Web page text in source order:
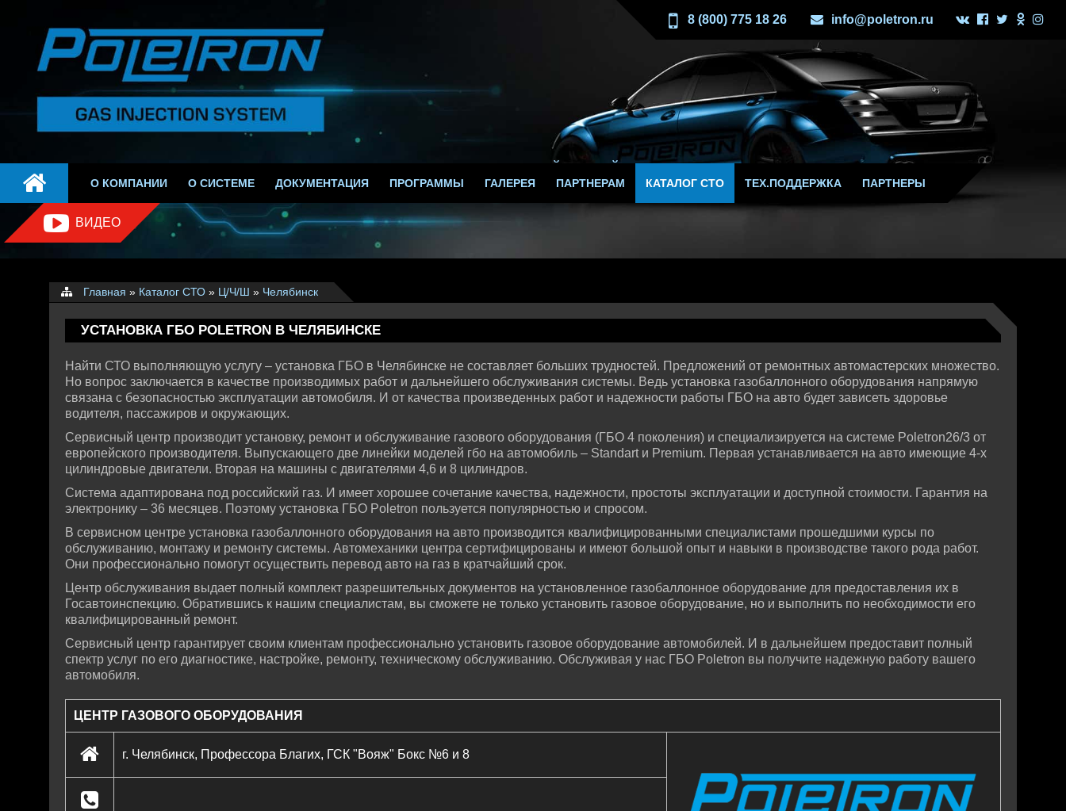
8 (800) 775 18 26 info@poletron.ru
СИСТЕМЫ РАСПРЕДЕЛЕННОГО ВПРЫСКА ГАЗА ДЛЯ АВТОМОБИЛЕЙ ЛЮБОЙ МОЩНОСТИ
О КОМПАНИИ О СИСТЕМЕ ДОКУМЕНТАЦИЯ ПРОГРАММЫ ГАЛЕРЕЯ ПАРТНЕРАМ КАТАЛОГ СТО ТЕХ.ПОДДЕРЖКА ПАРТНЕРЫ
ВИДЕО
Главная » Каталог СТО » Ц/Ч/Ш » Челябинск
УСТАНОВКА ГБО POLETRON В ЧЕЛЯБИНСКЕ
Найти СТО выполняющую услугу – установка ГБО в Челябинске не составляет больших трудностей. Предложений от ремонтных автомастерских множество.
Но вопрос заключается в качестве производимых работ и дальнейшего обслуживания системы. Ведь установка газобаллонного оборудования напрямую
связана с безопасностью эксплуатации автомобиля. И от качества произведенных работ и надежности работы ГБО на авто будет зависеть здоровье
водителя, пассажиров и окружающих.
Сервисный центр производит установку, ремонт и обслуживание газового оборудования (ГБО 4 поколения) и специализируется на системе Poletron26/3 от
европейского производителя. Выпускающего две линейки моделей гбо на автомобиль – Standart и Premium. Первая устанавливается на авто имеющие 4-х
цилиндровые двигатели. Вторая на машины с двигателями 4,6 и 8 цилиндров.
Система адаптирована под российский газ. И имеет хорошее сочетание качества, надежности, простоты эксплуатации и доступной стоимости. Гарантия на
электронику – 36 месяцев. Поэтому установка ГБО Poletron пользуется популярностью и спросом.
В сервисном центре установка газобаллонного оборудования на авто производится квалифицированными специалистами прошедшими курсы по
обслуживанию, монтажу и ремонту системы. Автомеханики центра сертифицированы и имеют большой опыт и навыки в производстве такого рода работ.
Они профессионально помогут осуществить перевод авто на газ в кратчайший срок.
Центр обслуживания выдает полный комплект разрешительных документов на установленное газобаллонное оборудование для предоставления их в
Госавтоинспекцию. Обратившись к нашим специалистам, вы сможете не только установить газовое оборудование, но и выполнить по необходимости его
квалифицированный ремонт.
Сервисный центр гарантирует своим клиентам профессионально установить газовое оборудование автомобилей. И в дальнейшем предоставит полный
спектр услуг по его диагностике, настройке, ремонту, техническому обслуживанию. Обслуживая у нас ГБО Poletron вы получите надежную работу вашего
автомобиля.
ЦЕНТР ГАЗОВОГО ОБОРУДОВАНИЯ
г. Челябинск, Профессора Благих, ГСК "Вояж" Бокс №6 и 8